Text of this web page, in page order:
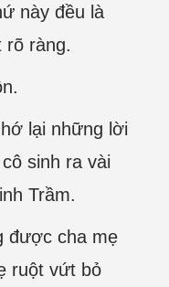
này đều là
rõ ràng.
lại những lời
sinh ra vài
Trầm.
được cha mẹ
ruột vứt bỏ